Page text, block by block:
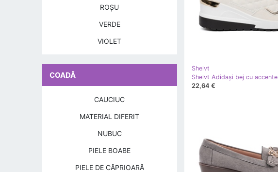
Shelvt
22,64 €
ROŞU
VERDE
VIOLET
COADĂ
CAUCIUC
MATERIAL DIFERIT
NUBUC
PIELE BOABE
PIELE DE CĂPRIOARĂ